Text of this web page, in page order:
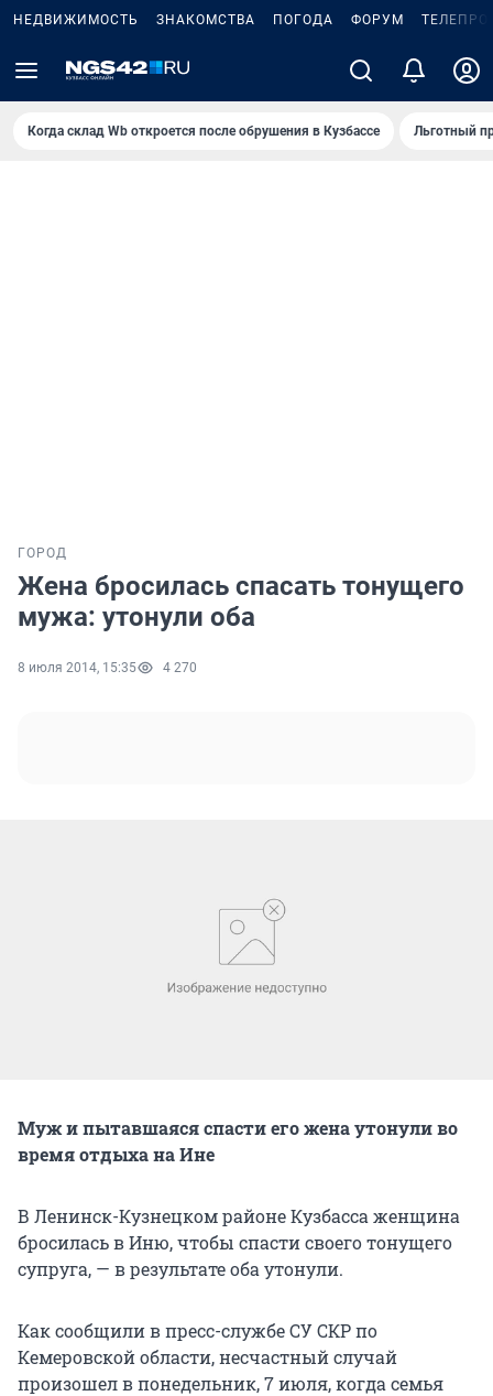
НЕДВИЖИМОСТЬ ЗНАКОМСТВА ПОГОДА ФОРУМ
Когда склад Wb откроется после обрушения в Кузбассе Льготный
ГОРОД
Жена бросилась спасать тонущего
мужа: утонули оба
8 июля 2014, 15:35 4 270
Муж и пытавшаяся спасти его жена утонули во
время отдыха на Ине
В Ленинск-Кузнецком районе Кузбасса женщина
бросилась в Иню, чтобы спасти своего тонущего
супруга, — в результате оба утонули.
Как сообщили в пресс-службе СУ СКР по
Кемеровской области, несчастный случай
произошел в понедельник, 7 июля, когда семья